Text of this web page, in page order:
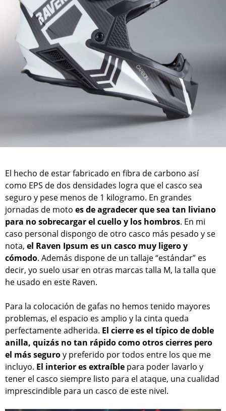
El hecho de estar fabricado en fibra de carbono así
como EPS de dos densidades logra que el casco sea
seguro y pese menos de 1 kilogramo. En grandes
jornadas de moto es de agradecer que sea tan liviano
para no sobrecargar el cuello y los hombros. En mi
caso personal dispongo de otro casco más pesado y se
nota, el Raven Ipsum es un casco muy ligero y
cómodo. Además dispone de un tallaje “estándar” es
decir, yo suelo usar en otras marcas talla M, la talla que
he usado en este Raven.
Para la colocación de gafas no hemos tenido mayores
problemas, el espacio es amplio y la cinta queda
perfectamente adherida. El cierre es el típico de doble
anilla, quizás no tan rápido como otros cierres pero
el más seguroy preferido por todos entre los que me
incluyo. El interior es extraíble para poder lavarlo y
tener el casco siempre listo para el ataque, una cualidad
imprescindible para un casco de este nivel.